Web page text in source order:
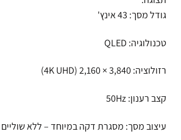
גודל מסך: 43 אינץ'
טכנולוגיה: QLED
רזולוציה: 3,840 × 2,160 (4K UHD)
קצב רענון: 50Hz
עיצוב מסך: מסגרת דקה במיוחד – ללא